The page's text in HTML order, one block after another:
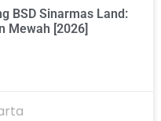
BSD Sinarmas Land:
Mewah [2026]